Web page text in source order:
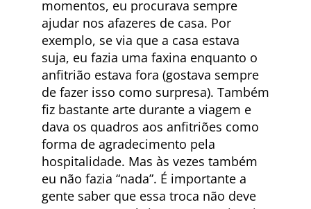
momentos, eu procurava sempre
ajudar nos afazeres de casa. Por
exemplo, se via que a casa estava
suja, eu fazia uma faxina enquanto o
anfitrião estava fora (gostava sempre
de fazer isso como surpresa). Também
fiz bastante arte durante a viagem e
dava os quadros aos anfitriões como
forma de agradecimento pela
hospitalidade. Mas às vezes também
eu não fazia “nada”. É importante a
gente saber que essa troca não deve